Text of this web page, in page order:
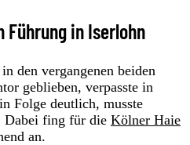
Führung in Iserlohn
den vergangenen beiden
geblieben, verpasste in
Folge deutlich, musste
Dabei fing für die Kölner Haie
an.